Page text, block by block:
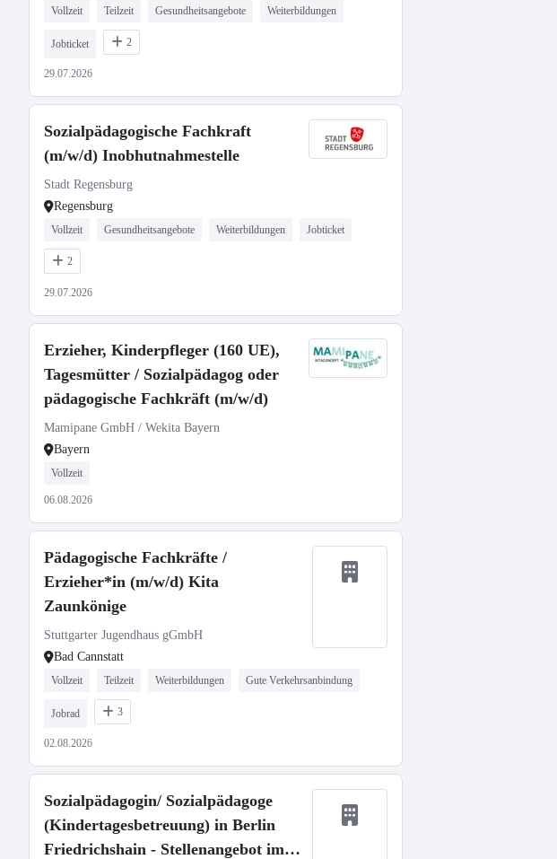
Vollzeit Teilzeit Gesundheitsangebote Weiterbildungen
Jobticket 2
29.07.2026
Sozialpädagogische Fachkraft
(m/w/d) Inobhutnahmestelle
Stadt Regensburg
Regensburg
Vollzeit Gesundheitsangebote Weiterbildungen Jobticket
2
29.07.2026
Erzieher, Kinderpfleger (160 UE),
Tagesmütter / Sozialpädagog oder
pädagogische Fachkräft (m/w/d)
Mamipane GmbH / Wekita Bayern
Bayern
Vollzeit
06.08.2026
Pädagogische Fachkräfte /
Erzieher*in (m/w/d) Kita
Zaunkönige
Stuttgarter Jugendhaus gGmbH
Bad Cannstatt
Vollzeit Teilzeit Weiterbildungen Gute Verkehrsanbindung
Jobrad 3
02.08.2026
Sozialpädagogin/ Sozialpädagoge
(Kindertagesbetreuung) in Berlin
Friedrichshain - Stellenangebot im